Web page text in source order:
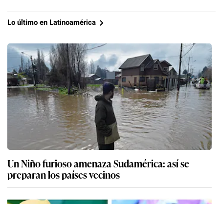
Lo último en Latinoamérica
Un Niño furioso amenaza Sudamérica: así se
preparan los países vecinos